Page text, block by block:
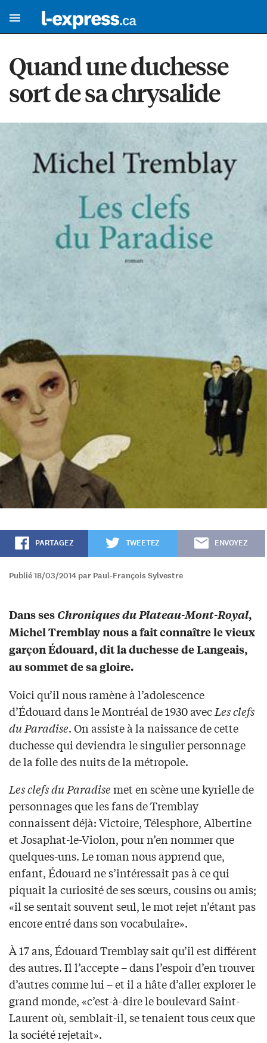
Quand une duchesse
sort de sa chrysalide
PARTAGEZ TWEETEZ ENVOYEZ
Publié 18/03/2014 par Paul-François Sylvestre
Dans ses Chroniques du Plateau-Mont-Royal,
Michel Tremblay nous a fait connaître le vieux
garçon Édouard, dit la duchesse de Langeais,
au sommet de sa gloire.
Voici qu’il nous ramène à l’adolescence
d’Édouard dans le Montréal de 1930 avecLes clefs
du Paradise. On assiste à la naissance de cette
duchesse qui deviendra le singulier personnage
de la folle des nuits de la métropole.
Les clefs du Paradisemet en scène une kyrielle de
personnages que les fans de Tremblay
connaissent déjà: Victoire, Télesphore, Albertine
et Josaphat-le-Violon, pour n’en nommer que
quelques-uns. Le roman nous apprend que,
enfant, Édouard ne s’intéressait pas à ce qui
piquait la curiosité de ses sœurs, cousins ou amis;
«il se sentait souvent seul, le mot rejet n’étant pas
encore entré dans son vocabulaire».
À 17 ans, Édouard Tremblay sait qu’il est différent
des autres. Il l’accepte – dans l’espoir d’en trouver
d’autres comme lui – et il a hâte d’aller explorer le
grand monde, «c’est-à-dire le boulevard Saint-
Laurent où, semblait-il, se tenaient tous ceux que
la société rejetait».